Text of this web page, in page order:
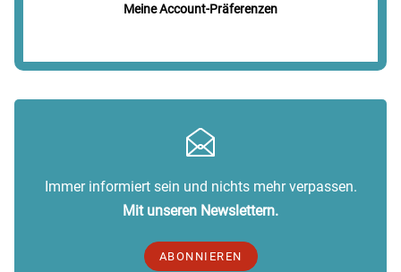
Meine Account-Präferenzen
Immer informiert sein und nichts mehr verpassen.
Mit unseren Newslettern.
ABONNIEREN